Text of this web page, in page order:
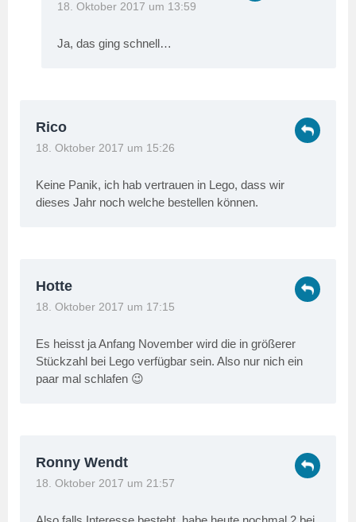
18. Oktober 2017 um 13:59
Ja, das ging schnell…
Rico
18. Oktober 2017 um 15:26
Keine Panik, ich hab vertrauen in Lego, dass wir
dieses Jahr noch welche bestellen können.
Hotte
18. Oktober 2017 um 17:15
Es heisst ja Anfang November wird die in größerer
Stückzahl bei Lego verfügbar sein. Also nur nich ein
paar mal schlafen 😉
Ronny Wendt
18. Oktober 2017 um 21:57